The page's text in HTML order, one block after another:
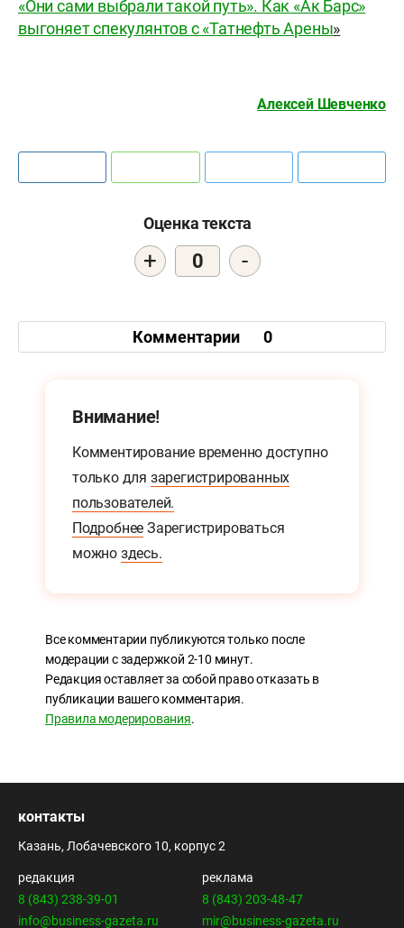
«Они сами выбрали такой путь». Как «Ак Барс»
выгоняет спекулянтов с «Татнефть Арены»
Алексей Шевченко
Оценка текста
+ 0 -
Комментарии 0
Внимание!
Комментирование временно доступно
только для зарегистрированных
пользователей.
Подробнее Зарегистрироваться
можно здесь.
Все комментарии публикуются только после
модерации с задержкой 2-10 минут.
Редакция оставляет за собой право отказать в
публикации вашего комментария.
Правила модерирования.
контакты
Казань, Лобачевского 10, корпус 2
редакция
8 (843) 238-39-01
info@business-gazeta.ru
реклама
8 (843) 203-48-47
mir@business-gazeta.ru